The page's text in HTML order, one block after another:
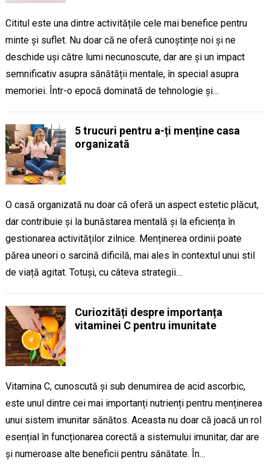
Cititul este una dintre activitățile cele mai benefice pentru
minte și suflet. Nu doar că ne oferă cunoștințe noi și ne
deschide uși către lumi necunoscute, dar are și un impact
semnificativ asupra sănătății mentale, în special asupra
memoriei. Într-o epocă dominată de tehnologie și…
5 trucuri pentru a-ți menține casa
organizată
O casă organizată nu doar că oferă un aspect estetic plăcut,
dar contribuie și la bunăstarea mentală și la eficiența în
gestionarea activităților zilnice. Menținerea ordinii poate
părea uneori o sarcină dificilă, mai ales în contextul unui stil
de viață agitat. Totuși, cu câteva strategii…
Curiozități despre importanța
vitaminei C pentru imunitate
Vitamina C, cunoscută și sub denumirea de acid ascorbic,
este unul dintre cei mai importanți nutrienți pentru menținerea
unui sistem imunitar sănătos. Aceasta nu doar că joacă un rol
esențial în funcționarea corectă a sistemului imunitar, dar are
și numeroase alte beneficii pentru sănătate. În…